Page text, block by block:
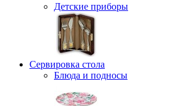
Детские приборы
Сервировка стола
Блюда и подносы